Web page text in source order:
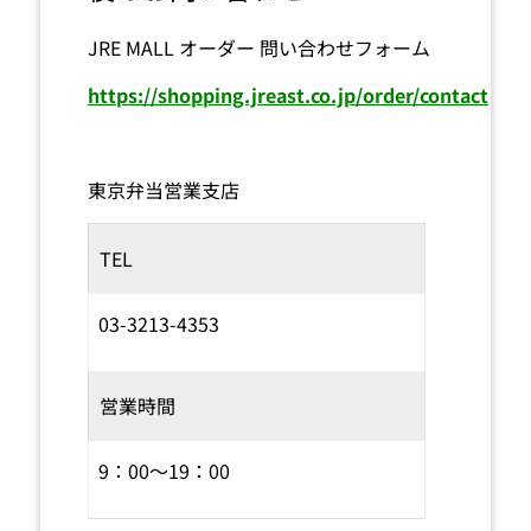
JRE MALL オーダー 問い合わせフォーム
https://shopping.jreast.co.jp/order/contact
東京弁当営業支店
TEL
03-3213-4353
営業時間
9：00～19：00